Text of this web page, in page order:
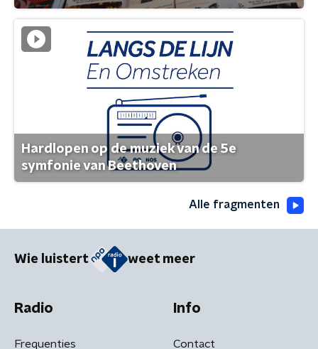
Hardlopen op de muziek van de 5e
symfonie van Beethoven
Alle fragmenten
Wie luistert weet meer
Radio
Frequenties
Info
Contact